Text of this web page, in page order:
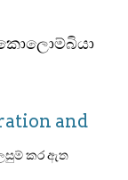
කොලොම්බියා
and
කර ඇත